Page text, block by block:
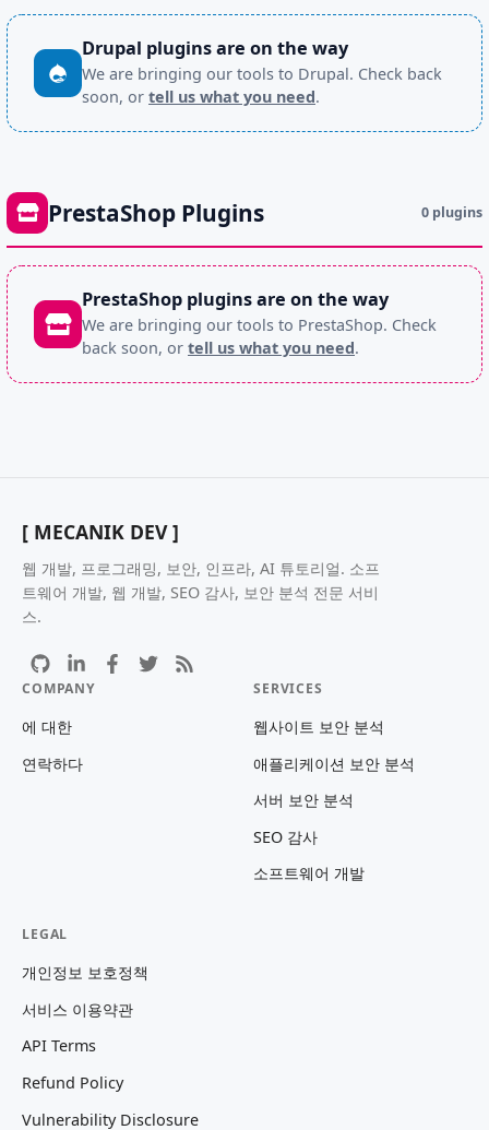
Drupal plugins are on the way
We are bringing our tools to Drupal. Check back
soon, or tell us what you need.
PrestaShop Plugins 0 plugins
PrestaShop plugins are on the way
We are bringing our tools to PrestaShop. Check
back soon, or tell us what you need.
[ MECANIK DEV ]
웹 개발, 프로그래밍, 보안, 인프라, AI 튜토리얼. 소프
트웨어 개발, 웹 개발, SEO 감사, 보안 분석 전문 서비
스.
COMPANY
에 대한
연락하다
SERVICES
웹사이트 보안 분석
애플리케이션 보안 분석
서버 보안 분석
SEO 감사
소프트웨어 개발
LEGAL
개인정보 보호정책
서비스 이용약관
API Terms
Refund Policy
Vulnerability Disclosure